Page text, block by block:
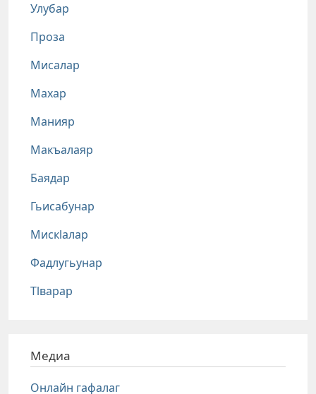
Улубар
Проза
Мисалар
Махар
Манияр
Макъалаяр
Баядар
Гьисабунар
Мискlалар
Фадлугьунар
Тlварар
Медиа
Онлайн гафалаг